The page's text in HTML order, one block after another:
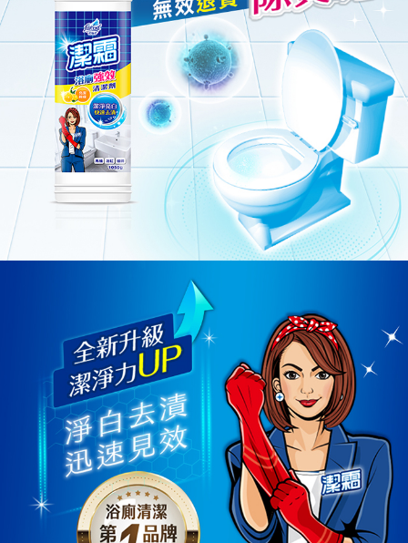
Kedua, Sekatan Pembayaran
1. Jumlah yang diperakui untuk pengguna kali pertama boleh sehingga
NT$10,000. Amaun diperakui sebenar yang diluluskan akan berdasarkan
keputusan pensijilan dan semakan oleh AFTEE.
2. Amaun perbelanjaan minimum mestilah lebih besar daripada NT$20.
3. Pada masa ini hanya tersedia untuk ahli Taiwan.
Ketiga, Syarat Perkhidmatan
Perkhidmatan AFTEE Beli Sekarang Bayar Kemudian disediakan oleh NP
Taiwan, Inc. dan AFTEE akan membuat bil kepada pengguna. AFTEE
akan menggunakan data peribadi yang dikumpul (termasuk nama
pembeli, no. telefon, nama penerima, no. telefon, alamat penerima) untuk
penggunaan perkhidmatan. Sila rujuk kepada "Penyata Pengumpulan
Data Peribadi, Pemprosesan, Penggunaan"
(https://aftee.tw/privacypolicy/
) untuk maklumat lanjut.
kelulusan boleh sehingga NT$10,000. Jika pengguna tidak membuat
pembayaran dalam tempoh tersebut, yuran pembayaran lewat sebanyak
20% setahun akan dikenakan. Pengguna bawah umur dikehendaki
mendapatkan kebenaran daripada ibu bapa atau penjaga yang sah
untuk menggunakan AFTEE.
Sila hubungi NP Taiwan Inc. di cs_tw@netprotections.co.jpjika anda
mempunyai sebarang kebimbangan mengenai pemprosesan dan
penggunaan pada data peribadi. Jika anda tidak bersetuju dengan data
peribadi yang disenaraikan seperti di atas akan dikumpul dan digunakan
oleh AFTEE, sila jangan gunakan perkhidmatan ini.
NT$899 atau lebih